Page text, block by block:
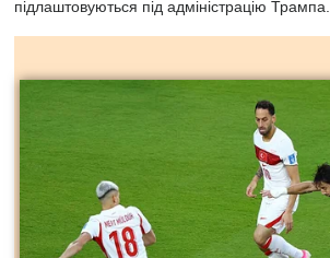
підлаштовуються під адміністрацію Трампа.